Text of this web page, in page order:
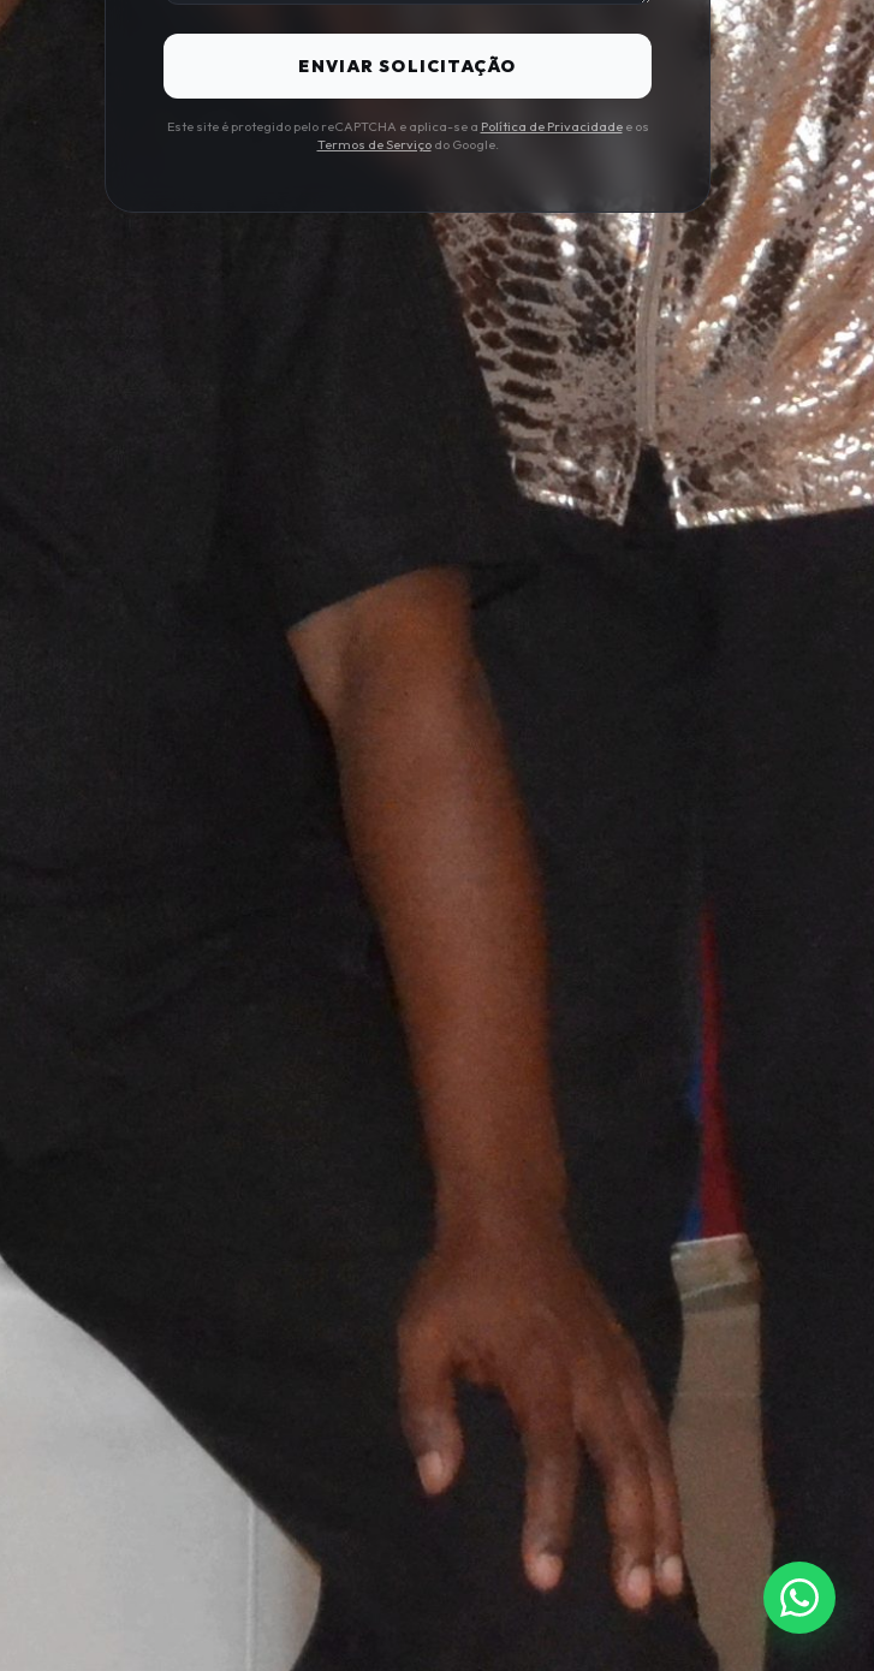
ENVIAR SOLICITAÇÃO
Este site é protegido pelo reCAPTCHA e aplica-se a Política de Privacidadee os
Termos de Serviçodo Google.